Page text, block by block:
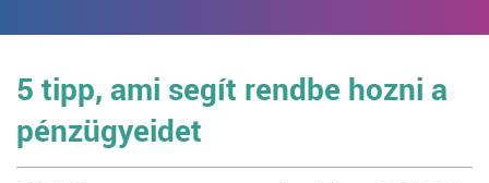
5 tipp, ami segít rendbe hozni a
pénzügyeidet